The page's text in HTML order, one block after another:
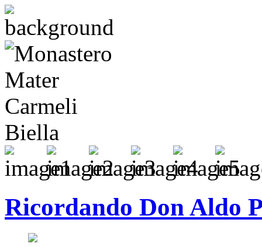
Ricordando Don Aldo